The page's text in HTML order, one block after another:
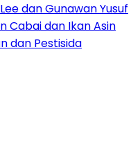
dan Gunawan Yusuf
Cabai dan Ikan Asin
dan Pestisida